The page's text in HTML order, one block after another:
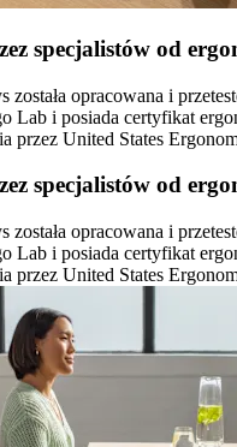
specjalistów od
opracowana i
Lab i posiada certyfikat
przez United States
specjalistów od
opracowana i
Lab i posiada certyfikat
przez United States